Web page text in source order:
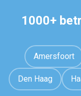
1000+
Amersfoort
Den Haag